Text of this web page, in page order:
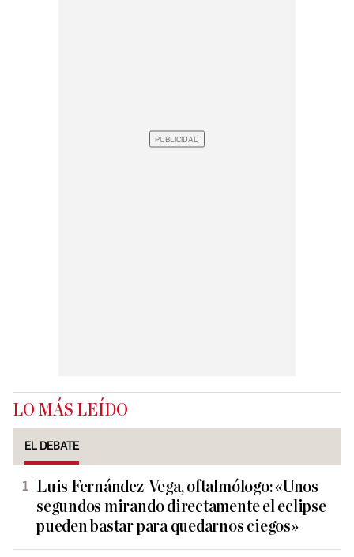
LO MÁS LEÍDO
EL DEBATE
Luis Fernández-Vega, oftalmólogo: «Unos
segundos mirando directamente el eclipse
pueden bastar para quedarnos ciegos»